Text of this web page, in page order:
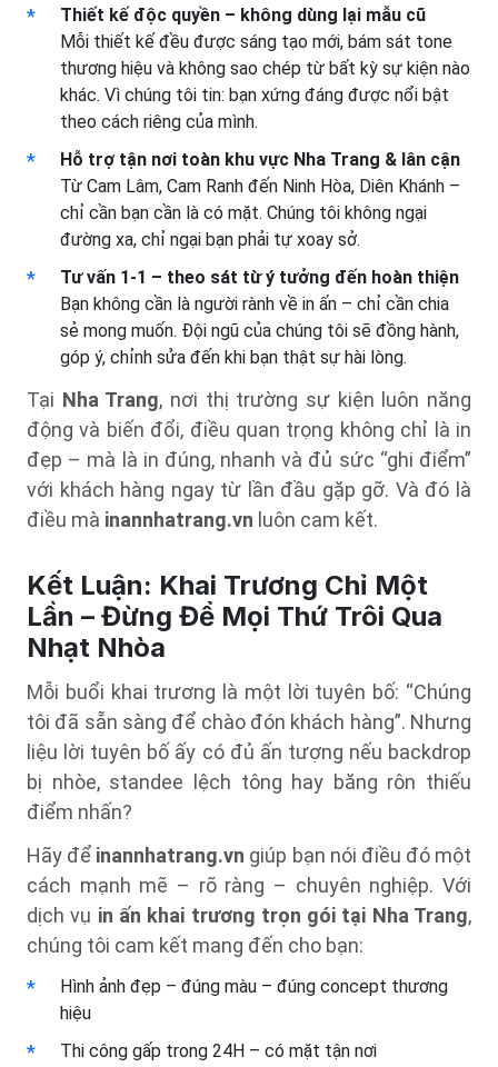
Thiết kế độc quyền – không dùng lại mẫu cũ
Mỗi thiết kế đều được sáng tạo mới, bám sát tone
thương hiệu và không sao chép từ bất kỳ sự kiện nào
khác. Vì chúng tôi tin: bạn xứng đáng được nổi bật
theo cách riêng của mình.
Hỗ trợ tận nơi toàn khu vực Nha Trang & lân cận
Từ Cam Lâm, Cam Ranh đến Ninh Hòa, Diên Khánh –
chỉ cần bạn cần là có mặt. Chúng tôi không ngại
đường xa, chỉ ngại bạn phải tự xoay sở.
Tư vấn 1-1 – theo sát từ ý tưởng đến hoàn thiện
Bạn không cần là người rành về in ấn – chỉ cần chia
sẻ mong muốn. Đội ngũ của chúng tôi sẽ đồng hành,
góp ý, chỉnh sửa đến khi bạn thật sự hài lòng.
Tại Nha Trang, nơi thị trường sự kiện luôn năng
động và biến đổi, điều quan trọng không chỉ là in
đẹp – mà là in đúng, nhanh và đủ sức “ghi điểm”
với khách hàng ngay từ lần đầu gặp gỡ. Và đó là
điều mà inannhatrang.vn luôn cam kết.
Kết Luận: Khai Trương Chỉ Một
Lần – Đừng Để Mọi Thứ Trôi Qua
Nhạt Nhòa
Mỗi buổi khai trương là một lời tuyên bố: “Chúng
tôi đã sẵn sàng để chào đón khách hàng”. Nhưng
liệu lời tuyên bố ấy có đủ ấn tượng nếu backdrop
bị nhòe, standee lệch tông hay băng rôn thiếu
điểm nhấn?
Hãy để inannhatrang.vn giúp bạn nói điều đó một
cách mạnh mẽ – rõ ràng – chuyên nghiệp. Với
dịch vụ in ấn khai trương trọn gói tại Nha Trang,
chúng tôi cam kết mang đến cho bạn:
Hình ảnh đẹp – đúng màu – đúng concept thương
hiệu
Thi công gấp trong 24H – có mặt tận nơi